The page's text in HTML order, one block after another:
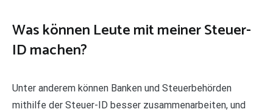
Was können Leute mit meiner Steuer-
ID machen?
Unter anderem können Banken und Steuerbehörden
mithilfe der Steuer-ID besser zusammenarbeiten, und